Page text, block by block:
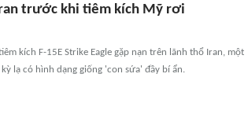
trước khi tiêm kích Mỹ rơi
kích F-15E Strike Eagle gặp nạn trên lãnh thổ Iran, một
lạ có hình dạng giống 'con sứa' đầy bí ẩn.